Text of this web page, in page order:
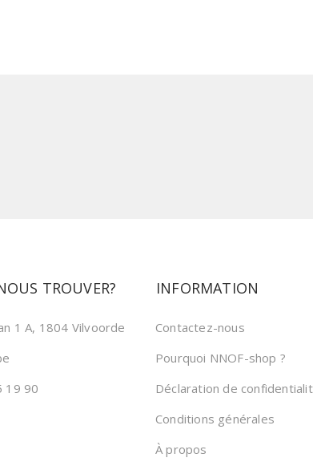
TROUVER?
1 A, 1804 Vilvoorde
19 90
INFORMATION
Contactez-nous
Pourquoi NNOF-shop ?
Déclaration de
Conditions générales
À propos